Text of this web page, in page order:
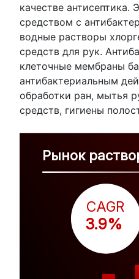
качестве
средством с
водные растворы
средств для рук.
клеточные мембраны
антибактериальным
обработки ран, мытья
средств, гигиены
Рынок
CAGR
3.9%